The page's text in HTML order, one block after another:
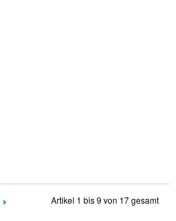
Artikel 1 bis 9 von 17 gesamt